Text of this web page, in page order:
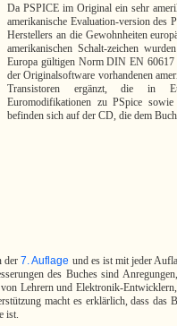
Da PSPICE im Original ein sehr
amerikanische Evaluation-version des
Herstellers an die Gewohnheiten
amerikanischen Schalt-zeichen
Europa gültigen Norm DIN EN 60617
der Originalsoftware vorhandenen
Transistoren ergänzt, die in
Euromodifikationen zu PSpice
befinden sich auf der CD, die dem
der7. Auflage und es ist mit jeder
des Buches sind
Lehrern und Elektronik-
macht es erklärlich, dass das
ist.